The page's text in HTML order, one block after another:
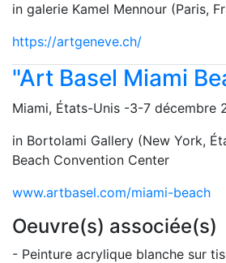
in galerie Kamel Mennour (Paris,
https://artgeneve.ch/
"Art Basel Miami
Miami, États-Unis -3-7 décembre
in Bortolami Gallery (New York,
Beach Convention Center
www.artbasel.com/miami-beach
Oeuvre(s) associée(s)
- Peinture acrylique blanche sur